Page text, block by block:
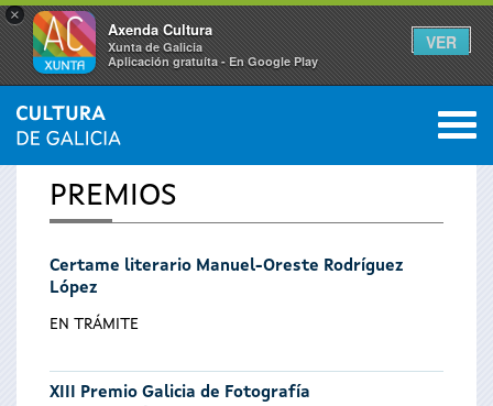
×
Axenda Cultura
Xunta de Galicia
Aplicación gratuíta - En Google Play
VER
Vostede
está
aquí
INICIO 0
PREMIOS
Certame literario Manuel-Oreste Rodríguez
López
EN TRÁMITE
XIII Premio Galicia de Fotografía